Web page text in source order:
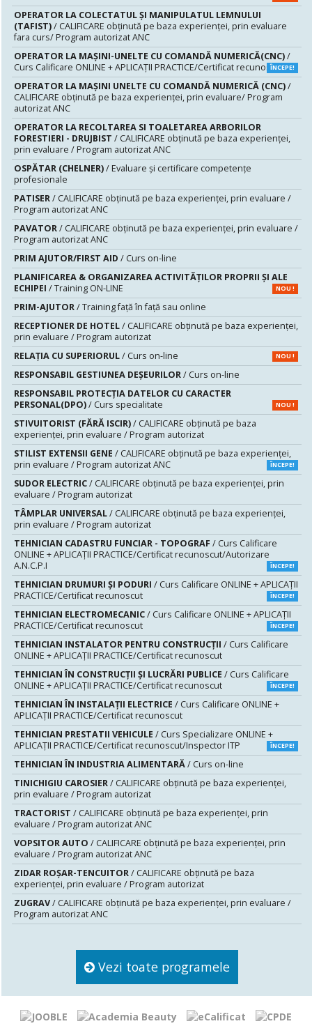
OPERATOR LA COLECTATUL ȘI MANIPULATUL LEMNULUI
(TAFIST)/ CALIFICARE obținută pe baza experienței, prin evaluare
fara curs/ Program autorizat ANC
OPERATOR LA MAȘINI-UNELTE CU COMANDĂ NUMERICĂ(CNC)/
Curs Calificare ONLINE + APLICAȚII PRACTICE/Certificat recunoscutÎNCEPE!
OPERATOR LA MAŞINI UNELTE CU COMANDĂ NUMERICĂ (CNC)/
CALIFICARE obținută pe baza experienței, prin evaluare/ Program
autorizat ANC
OPERATOR LA RECOLTAREA SI TOALETAREA ARBORILOR
FORESTIERI - DRUJBIST / CALIFICARE obținută pe baza experienței,
prin evaluare / Program autorizat ANC
OSPĂTAR (CHELNER)/ Evaluare şi certificare competenţe
profesionale
PATISER/ CALIFICARE obținută pe baza experienței, prin evaluare /
Program autorizat ANC
PAVATOR/ CALIFICARE obținută pe baza experienței, prin evaluare /
Program autorizat ANC
PRIM AJUTOR/FIRST AID / Curs on-line
PLANIFICAREA & ORGANIZAREA ACTIVITĂȚILOR PROPRII ȘI ALE
ECHIPEI / Training ON-LINE NOU !
PRIM-AJUTOR/ Training față în față sau online
RECEPTIONER DE HOTEL/ CALIFICARE obținută pe baza experienței,
prin evaluare / Program autorizat
RELAȚIA CU SUPERIORUL/ Curs on-line NOU !
RESPONSABIL GESTIUNEA DEŞEURILOR/ Curs on-line
RESPONSABIL PROTECȚIA DATELOR CU CARACTER
PERSONAL(DPO)/ Curs specialitate NOU !
STIVUITORIST (FĂRĂ ISCIR)/ CALIFICARE obținută pe baza
experienței, prin evaluare / Program autorizat
STILIST EXTENSII GENE / CALIFICARE obținută pe baza experienței,
prin evaluare / Program autorizat ANC
ÎNCEPE!
SUDOR ELECTRIC/ CALIFICARE obținută pe baza experienței, prin
evaluare / Program autorizat
TÂMPLAR UNIVERSAL/ CALIFICARE obținută pe baza experienței,
prin evaluare / Program autorizat
TEHNICIAN CADASTRU FUNCIAR - TOPOGRAF / Curs Calificare
ONLINE + APLICAȚII PRACTICE/Certificat recunoscut/Autorizare
A.N.C.P.I
ÎNCEPE!
TEHNICIAN DRUMURI ŞI PODURI / Curs Calificare ONLINE + APLICAȚII
PRACTICE/Certificat recunoscut
ÎNCEPE!
TEHNICIAN ELECTROMECANIC/ Curs Calificare ONLINE + APLICAȚII
PRACTICE/Certificat recunoscut
ÎNCEPE!
TEHNICIAN INSTALATOR PENTRU CONSTRUCŢII / Curs Calificare
ONLINE + APLICAȚII PRACTICE/Certificat recunoscut
TEHNICIAN ÎN CONSTRUCŢII ŞI LUCRĂRI PUBLICE / Curs Calificare
ONLINE + APLICAȚII PRACTICE/Certificat recunoscut
ÎNCEPE!
TEHNICIAN ÎN INSTALAŢII ELECTRICE / Curs Calificare ONLINE +
APLICAȚII PRACTICE/Certificat recunoscut
TEHNICIAN PRESTATII VEHICULE / Curs Specializare ONLINE +
APLICAȚII PRACTICE/Certificat recunoscut/Inspector ITP
ÎNCEPE!
TEHNICIAN ÎN INDUSTRIA ALIMENTARĂ/ Curs on-line
TINICHIGIU CAROSIER/ CALIFICARE obținută pe baza experienței,
prin evaluare / Program autorizat
TRACTORIST / CALIFICARE obținută pe baza experienței, prin
evaluare / Program autorizat ANC
VOPSITOR AUTO / CALIFICARE obținută pe baza experienței, prin
evaluare / Program autorizat ANC
ZIDAR ROȘAR-TENCUITOR/ CALIFICARE obținută pe baza
experienței, prin evaluare / Program autorizat
ZUGRAV/ CALIFICARE obținută pe baza experienței, prin evaluare /
Program autorizat ANC
Vezi toate programele